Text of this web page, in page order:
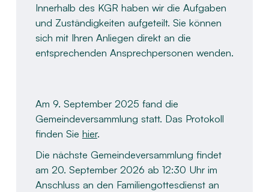
Innerhalb des KGR haben wir die Aufgaben
und Zuständigkeiten aufgeteilt. Sie können
sich mit Ihren Anliegen direkt an die
entsprechenden Ansprechpersonen wenden.
Am 9. September 2025 fand die
Gemeindeversammlung statt. Das Protokoll
finden Sie hier.
Die nächste Gemeindeversammlung findet
am 20. September 2026 ab 12:30 Uhr im
Anschluss an den Familiengottesdienst an